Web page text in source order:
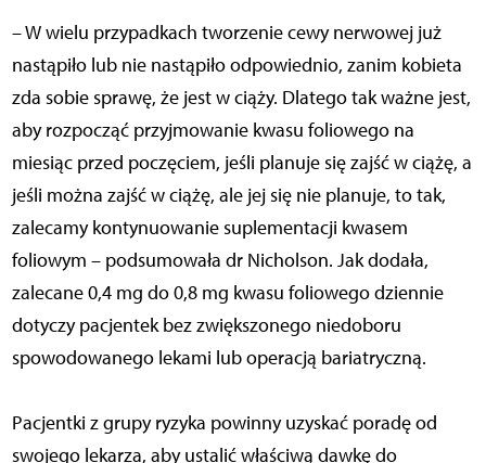
– W wielu przypadkach tworzenie cewy nerwowej już
nastąpiło lub nie nastąpiło odpowiednio, zanim kobieta
zda sobie sprawę, że jest w ciąży. Dlatego tak ważne jest,
aby rozpocząć przyjmowanie kwasu foliowego na
miesiąc przed poczęciem, jeśli planuje się zajść w ciążę, a
jeśli można zajść w ciążę, ale jej się nie planuje, to tak,
zalecamy kontynuowanie suplementacji kwasem
foliowym – podsumowała dr Nicholson. Jak dodała,
zalecane 0,4 mg do 0,8 mg kwasu foliowego dziennie
dotyczy pacjentek bez zwiększonego niedoboru
spowodowanego lekami lub operacją bariatryczną.
Pacjentki z grupy ryzyka powinny uzyskać poradę od
swojego lekarza, aby ustalić właściwą dawkę do